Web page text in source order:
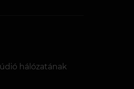
hálózatának